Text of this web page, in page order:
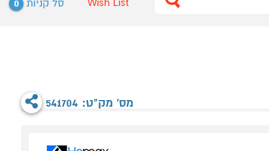
סל קניות 0 Wish List
מס' מק"ט: 541704